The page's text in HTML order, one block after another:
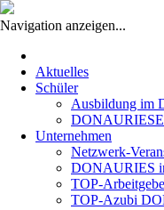
Navigation anzeigen...
überspringen
Aktuelles
Schüler
Ausbildung im
Unternehmen
Netzwerk-
DONAURIES
TOP-
TOP-Azubi